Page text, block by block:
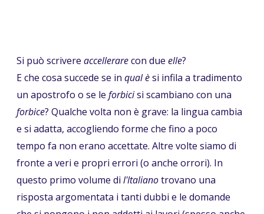
Si può scrivere accellerarecon due elle?
E che cosa succede se in qual èsi infila a tradimento
un apostrofo o se le forbicisi scambiano con una
forbice? Qualche volta non è grave: la lingua cambia
e si adatta, accogliendo forme che fino a poco
tempo fa non erano accettate. Altre volte siamo di
fronte a veri e propri errori (o anche orrori). In
questo primo volume di l'Italianotrovano una
risposta argomentata i tanti dubbi e le domande